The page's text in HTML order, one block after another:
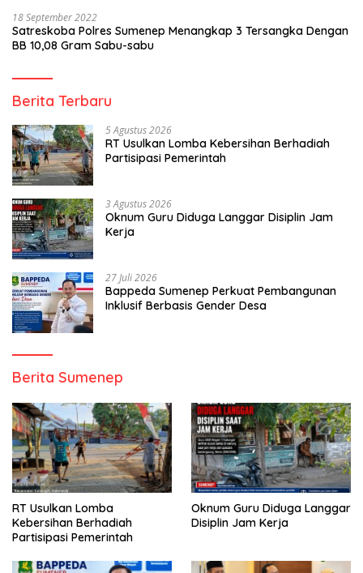
18 September 2022
Satreskoba Polres Sumenep Menangkap 3 Tersangka Dengan
BB 10,08 Gram Sabu-sabu
Berita Terbaru
5 Agustus 2026
RT Usulkan Lomba Kebersihan Berhadiah
Partisipasi Pemerintah
3 Agustus 2026
Oknum Guru Diduga Langgar Disiplin Jam
Kerja
27 Juli 2026
Bappeda Sumenep Perkuat Pembangunan
Inklusif Berbasis Gender Desa
Berita Sumenep
RT Usulkan Lomba
Kebersihan Berhadiah
Partisipasi Pemerintah
Oknum Guru Diduga Langgar
Disiplin Jam Kerja